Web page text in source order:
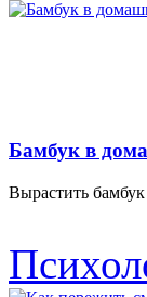
Бамбук в
Вырастить